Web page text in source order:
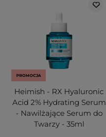
PROMOCJA
Heimish - RX Hyaluronic
Acid 2% Hydrating Serum
- Nawilżające Serum do
Twarzy - 35ml